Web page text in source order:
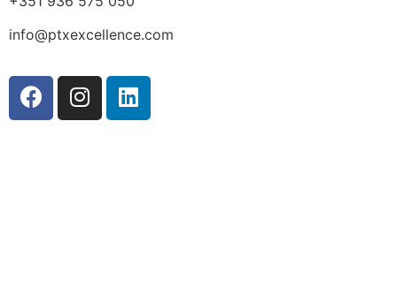
info@ptxexcellence.com